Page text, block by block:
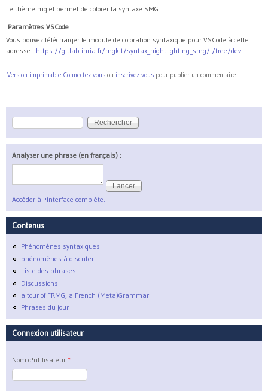
Le thème mg.el permet de colorer la syntaxe SMG.
Paramètres VSCode
Vous pouvez télécharger le module de coloration syntaxique pour VSCode à cette
adresse : https://gitlab.inria.fr/mgkit/syntax_hightlighting_smg/-/tree/dev
Version imprimable Connectez-vous ou inscrivez-vous pour publier un commentaire
Formulaire de recherche
Rechercher
Analyser une phrase (en français) :
Accéder à l'interface complète.
Contenus
Phénomènes syntaxiques
phénomènes à discuter
Liste des phrases
Discussions
a tour of FRMG, a French (Meta)Grammar
Phrases du jour
Connexion utilisateur
Nom d'utilisateur *